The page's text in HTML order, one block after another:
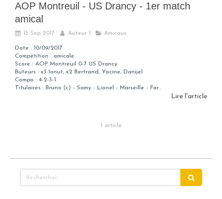
AOP Montreuil - US Drancy - 1er match
amical
13 Sep 2017 Auteur 1 Amicaux
Date : 10/09/2017
Compétition : amicale
Score : AOP Montreuil 0-7 US Drancy
Buteurs : x3 Ionut, x2 Bertrand, Yacine, Danijel
Compo : 4-2-3-1
Titulaires : Bruno (c) - Samy - Lionel - Marseille - Far...
Lire l'article
1 article